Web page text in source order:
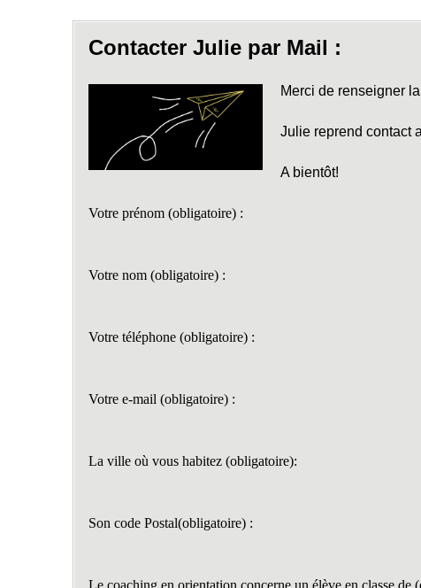
Contacter Julie par Mail :
Merci de renseigner
Julie reprend contact
A bientôt!
Votre prénom (obligatoire) :
Votre nom (obligatoire) :
Votre téléphone (obligatoire) :
Votre e-mail (obligatoire) :
La ville où vous habitez (obligatoire):
Son code Postal(obligatoire) :
Le coaching en orientation concerne un élève en classe de